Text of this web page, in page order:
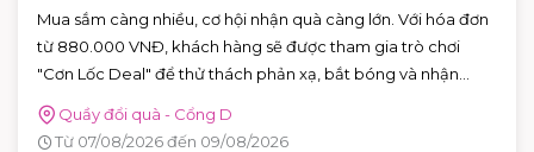
Mua sắm càng nhiều, cơ hội nhận quà càng lớn. Với hóa đơn
từ 880.000 VNĐ, khách hàng sẽ được tham gia trò chơi
"Cơn Lốc Deal" để thử thách phản xạ, bắt bóng và nhận
ngay những phần quà hấp dẫn tại AEON MALL Tân Phú
Celadon.
Quầy đổi quà - Cổng D
Từ 07/08/2026 đến 09/08/2026